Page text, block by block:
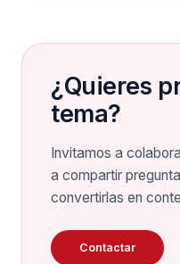
¿Quieres
tema?
Invitamos a
a compartir
convertirlas en
Contactar